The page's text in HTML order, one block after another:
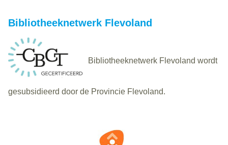
Bibliotheeknetwerk Flevoland
Bibliotheeknetwerk Flevoland wordt
gesubsidieerd door de Provincie Flevoland.